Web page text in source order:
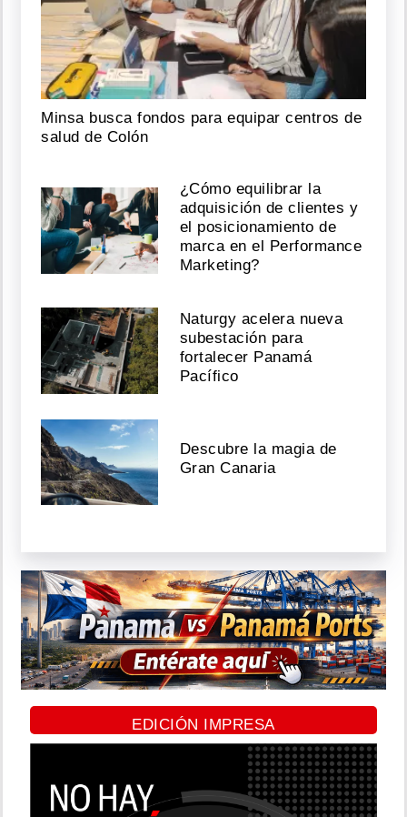
Minsa busca fondos para equipar centros de
salud de Colón
¿Cómo equilibrar la
adquisición de clientes y
el posicionamiento de
marca en el Performance
Marketing?
Naturgy acelera nueva
subestación para
fortalecer Panamá
Pacífico
Descubre la magia de
Gran Canaria
EDICIÓN IMPRESA